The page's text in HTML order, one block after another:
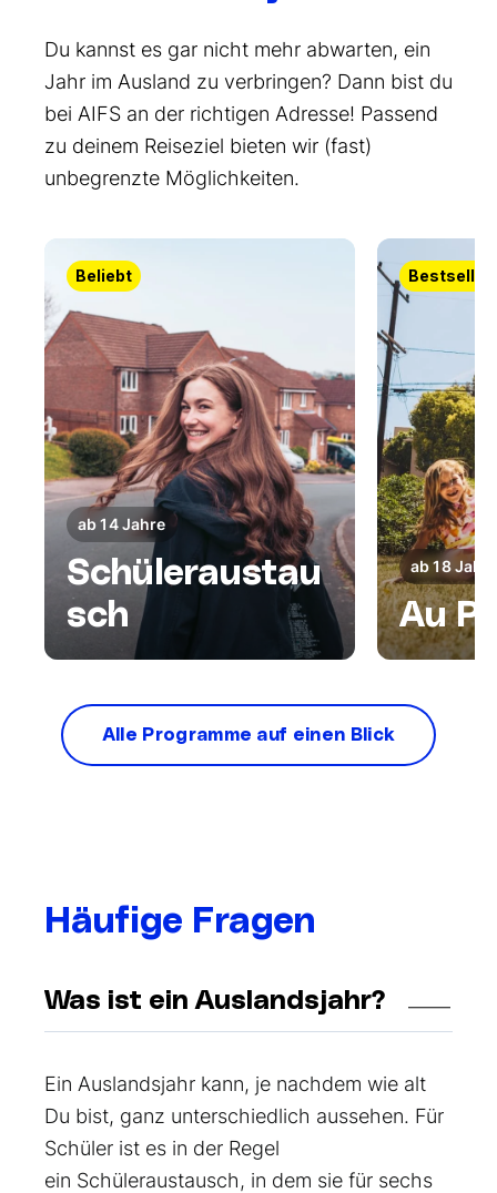
Du kannst es gar nicht mehr abwarten, ein
Jahr im Ausland zu verbringen? Dann bist du
bei AIFS an der richtigen Adresse! Passend
zu deinem Reiseziel bieten wir (fast)
unbegrenzte Möglichkeiten.
Beliebt
ab 14 Jahre
Schüleraustau
sch
Bestseller
ab 18
Au
Alle Programme auf einen Blick
Häufige Fragen
Was ist ein Auslandsjahr?
Ein Auslandsjahr kann, je nachdem wie alt
Du bist, ganz unterschiedlich aussehen. Für
Schüler ist es in der Regel
ein Schüleraustausch, in dem sie für sechs